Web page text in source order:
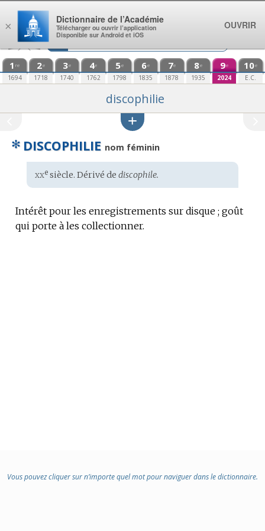
Aller au contenu
1 re
1694
2e
1718
3e
1740
4e
1762
5e
1798
6e
1835
7e
1878
8e
1935
9e
2024
10e
E.C.
discophilie
✻ DISCOPHILIE nom féminin
Étymologie
:
xxesiècle. Dérivé de discophile.
Intérêt pour les enregistrements sur disque ; goût
qui porte à les collectionner.
Vous pouvez cliquer sur n’importe quel mot pour naviguer dans le dictionnaire.
×
Dictionnaire de l’Académie
Télécharger ou ouvrir l’application
Disponible sur Android et iOS
OUVRIR